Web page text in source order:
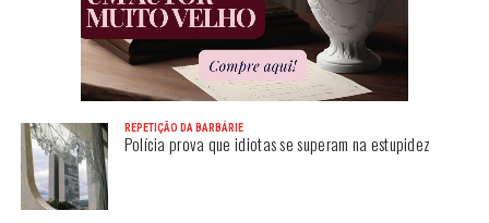
REPETIÇÃO DA BARBÁRIE
Polícia prova que idiotas se superam na estupidez